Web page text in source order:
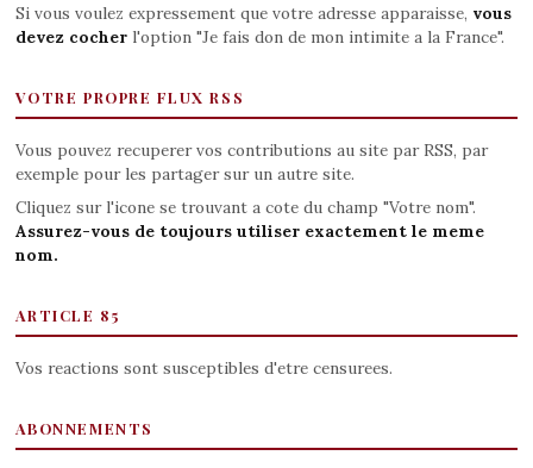
Si vous voulez expressement que votre adresse apparaisse, vous
devez cocherl'option "Je fais don de mon intimite a la France".
VOTRE PROPRE FLUX RSS
Vous pouvez recuperer vos contributions au site par RSS, par
exemple pour les partager sur un autre site.
Cliquez sur l'icone se trouvant a cote du champ "Votre nom".
Assurez-vous de toujours utiliser exactement le meme
nom.
ARTICLE 85
Vos reactions sont susceptibles d'etre censurees.
ABONNEMENTS